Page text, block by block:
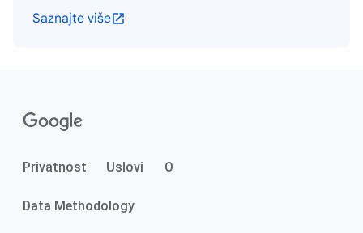
Saznajte više
Privatnost Uslovi O
Data Methodology